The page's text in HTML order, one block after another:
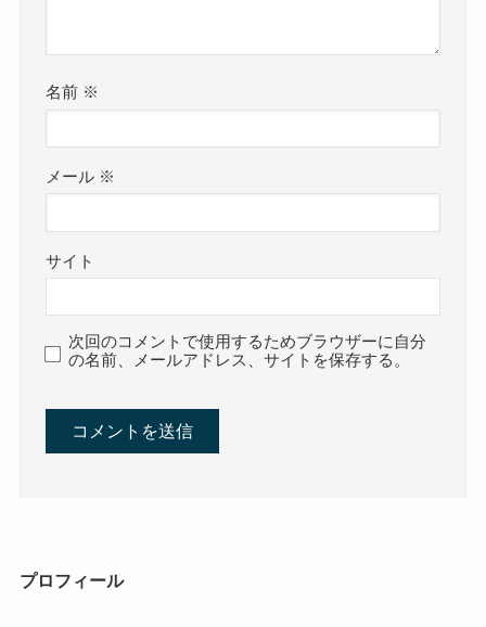
名前 ※
メール ※
サイト
次回のコメントで使用するためブラウザーに自分
の名前、メールアドレス、サイトを保存する。
プロフィール